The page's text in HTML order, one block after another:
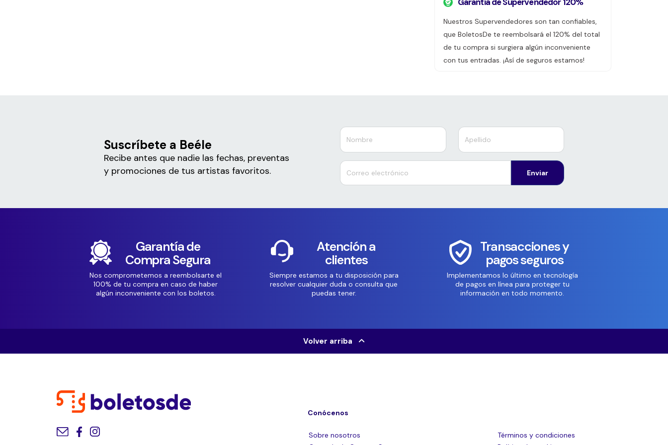
Nuestros Supervendedores son tan confiables,
que BoletosDe te reembolsará el 120% del total
de tu compra si surgiera algún inconveniente
con tus entradas. ¡Así de seguros estamos!
Suscríbete a Beéle
Recibe antes que nadie las fechas, preventas
y promociones de tus artistas favoritos.
Enviar
Garantía de
Compra Segura
Nos comprometemos a reembolsarte el
100% de tu compra en caso de haber
algún inconveniente con los boletos.
Atención a
clientes
Siempre estamos a tu disposición para
resolver cualquier duda o consulta que
puedas tener.
Transacciones y
pagos seguros
Implementamos lo último en tecnología
de pagos en línea para proteger tu
información en todo momento.
Volver arriba
Conócenos
Sobre nosotros
Términos y condiciones